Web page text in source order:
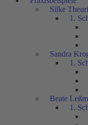
Silke
1.
Sandra
1.
Beate
1.